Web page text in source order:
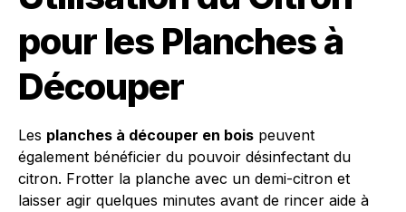
pour les Planches à
Découper
Les planches à découper en bois peuvent
également bénéficier du pouvoir désinfectant du
citron. Frotter la planche avec un demi-citron et
laisser agir quelques minutes avant de rincer aide à